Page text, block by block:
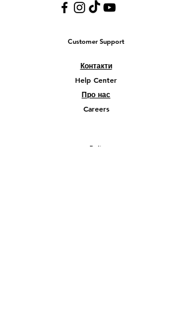
Customer Support
Контакти
Help Center
Про нас
Careers
Policy